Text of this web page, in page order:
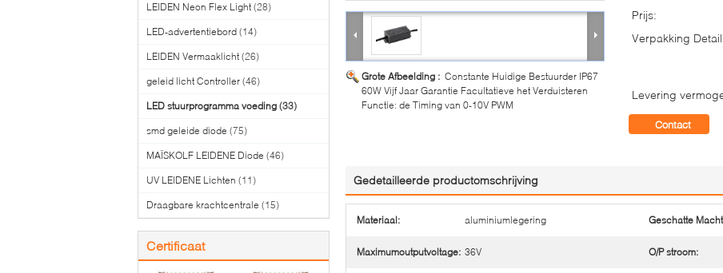
LEIDEN Neon Flex Light (28)
LED-advertentiebord (14)
LEIDEN Vermaaklicht (26)
geleid licht Controller (46)
LED stuurprogramma voeding (33)
smd geleide diode (75)
MAÏSKOLF LEIDENE Diode (46)
UV LEIDENE Lichten (11)
Draagbare krachtcentrale (15)
Certificaat
Grote Afbeelding : Constante Huidige Bestuurder IP67
60W Vijf Jaar Garantie Facultatieve het Verduisteren
Functie: de Timing van 0-10V PWM
Prijs:
Verpakking
Levering
Contact
Gedetailleerde productomschrijving
Materiaal: aluminiumlegering Geschatte
Maximumoutputvoltage: 36V O/P stroom: